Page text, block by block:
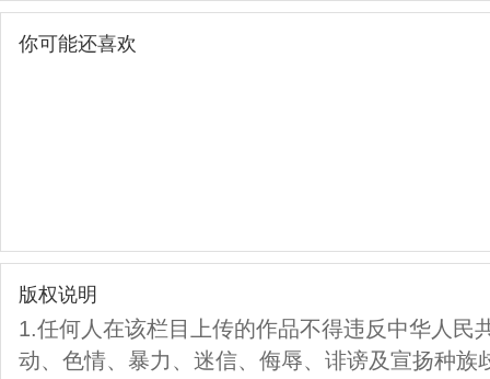
你可能还喜欢
版权说明
1.任何人在该栏目上传的作品不得违反中华人民
动、色情、暴力、迷信、侮辱、诽谤及宣扬种族